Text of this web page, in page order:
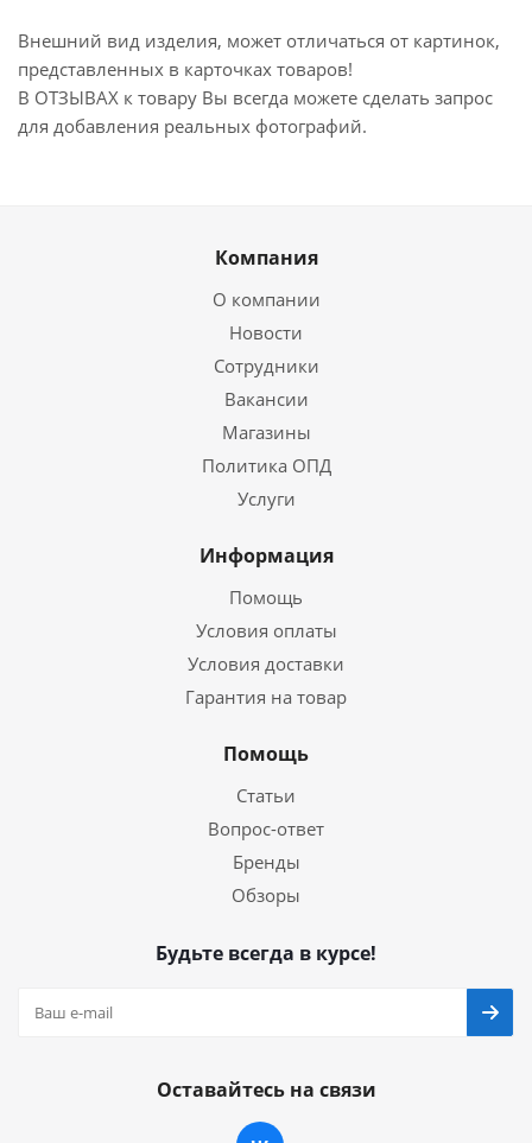
Внешний вид изделия, может отличаться от картинок,
представленных в карточках товаров!
В ОТЗЫВАХ к товару Вы всегда можете сделать запрос
для добавления реальных фотографий.
Компания
О компании
Новости
Сотрудники
Вакансии
Магазины
Политика ОПД
Услуги
Информация
Помощь
Условия оплаты
Условия доставки
Гарантия на товар
Помощь
Статьи
Вопрос-ответ
Бренды
Обзоры
Будьте всегда в курсе!
Оставайтесь на связи